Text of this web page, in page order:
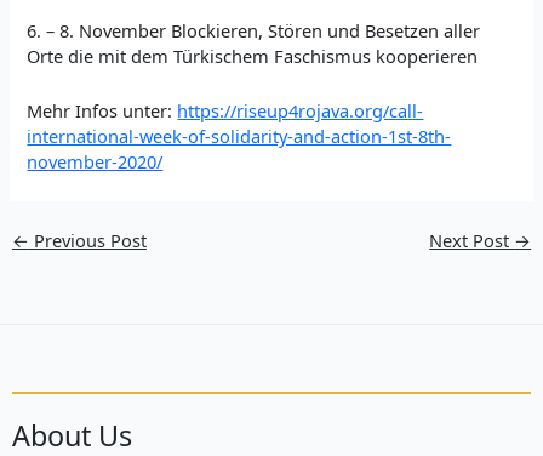
6. – 8. November Blockieren, Stören und Besetzen aller
Orte die mit dem Türkischem Faschismus kooperieren
Mehr Infos unter: https://riseup4rojava.org/call-
international-week-of-solidarity-and-action-1st-8th-
november-2020/
← Previous Post Next Post →
About Us